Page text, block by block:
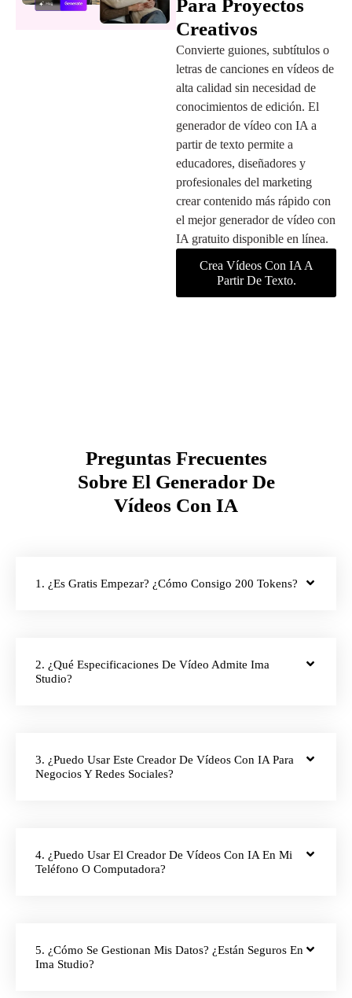
Para Proyectos
Creativos
Convierte guiones, subtítulos o
letras de canciones en vídeos de
alta calidad sin necesidad de
conocimientos de edición. El
generador de vídeo con IA a
partir de texto permite a
educadores, diseñadores y
profesionales del marketing
crear contenido más rápido con
el mejor generador de vídeo con
IA gratuito disponible en línea.
Crea Vídeos Con IA A
Partir De Texto.
Preguntas Frecuentes
Sobre El Generador De
Vídeos Con IA
1. ¿Es Gratis Empezar? ¿Cómo Consigo 200 Tokens?
2. ¿Qué Especificaciones De Vídeo Admite Ima
Studio?
3. ¿Puedo Usar Este Creador De Vídeos Con IA Para
Negocios Y Redes Sociales?
4. ¿Puedo Usar El Creador De Vídeos Con IA En Mi
Teléfono O Computadora?
5. ¿Cómo Se Gestionan Mis Datos? ¿Están Seguros En
Ima Studio?